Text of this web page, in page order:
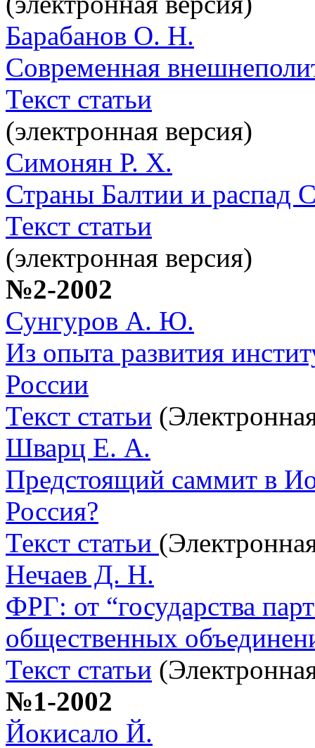
Барабанов О. Н.
Современная
Текст статьи
(электронная версия)
Симонян Р. Х.
Страны Балтии и распад
Текст статьи
(электронная версия)
№2-2002
Сунгуров А. Ю.
Из опыта развития
России
Текст статьи
Шварц Е. А.
Предстоящий саммит в
Россия?
Текст статьи
Нечаев Д. Н.
ФРГ: от “государства
общественных
Текст статьи
№1-2002
Йокисало Й.